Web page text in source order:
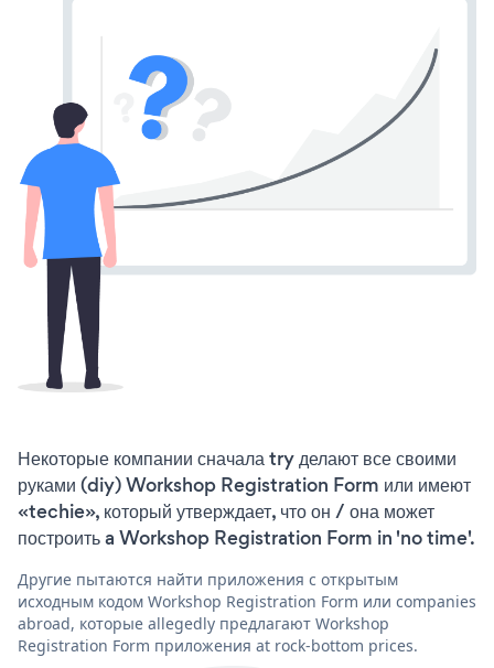
Некоторые компании сначала try делают все своими
руками (diy) Workshop Registration Form или имеют
«techie», который утверждает, что он / она может
построить a Workshop Registration Form in 'no time'.
Другие пытаются найти приложения с открытым
исходным кодом Workshop Registration Form или companies
abroad, которые allegedly предлагают Workshop
Registration Form приложения at rock-bottom prices.